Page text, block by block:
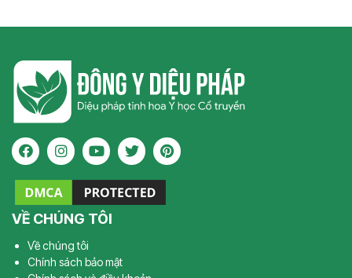
VỀ CHÚNG TÔI
Về chúng tôi
Chính sách bảo mật